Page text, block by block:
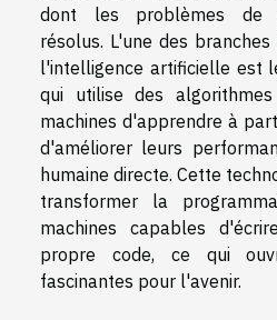
dont les problèmes de
résolus. L'une des
l'intelligence artificielle est
qui utilise des
machines d'apprendre à
d'améliorer leurs
humaine directe. Cette
transformer la
machines capables
propre code, ce qui
fascinantes pour l'avenir.